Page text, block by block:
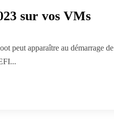
sur vos VMs
peut apparaître au démarrage